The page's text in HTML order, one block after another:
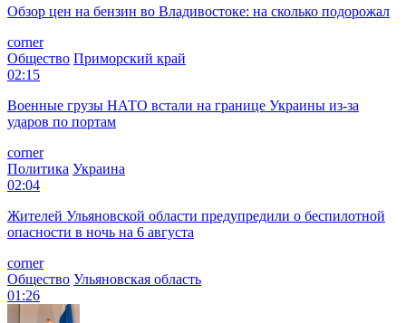
Обзор цен на бензин во Владивостоке: на сколько подорожал
corner
Общество Приморский край
02:15
Военные грузы НАТО встали на границе Украины из-за
ударов по портам
corner
Политика Украина
02:04
Жителей Ульяновской области предупредили о беспилотной
опасности в ночь на 6 августа
corner
Общество Ульяновская область
01:26